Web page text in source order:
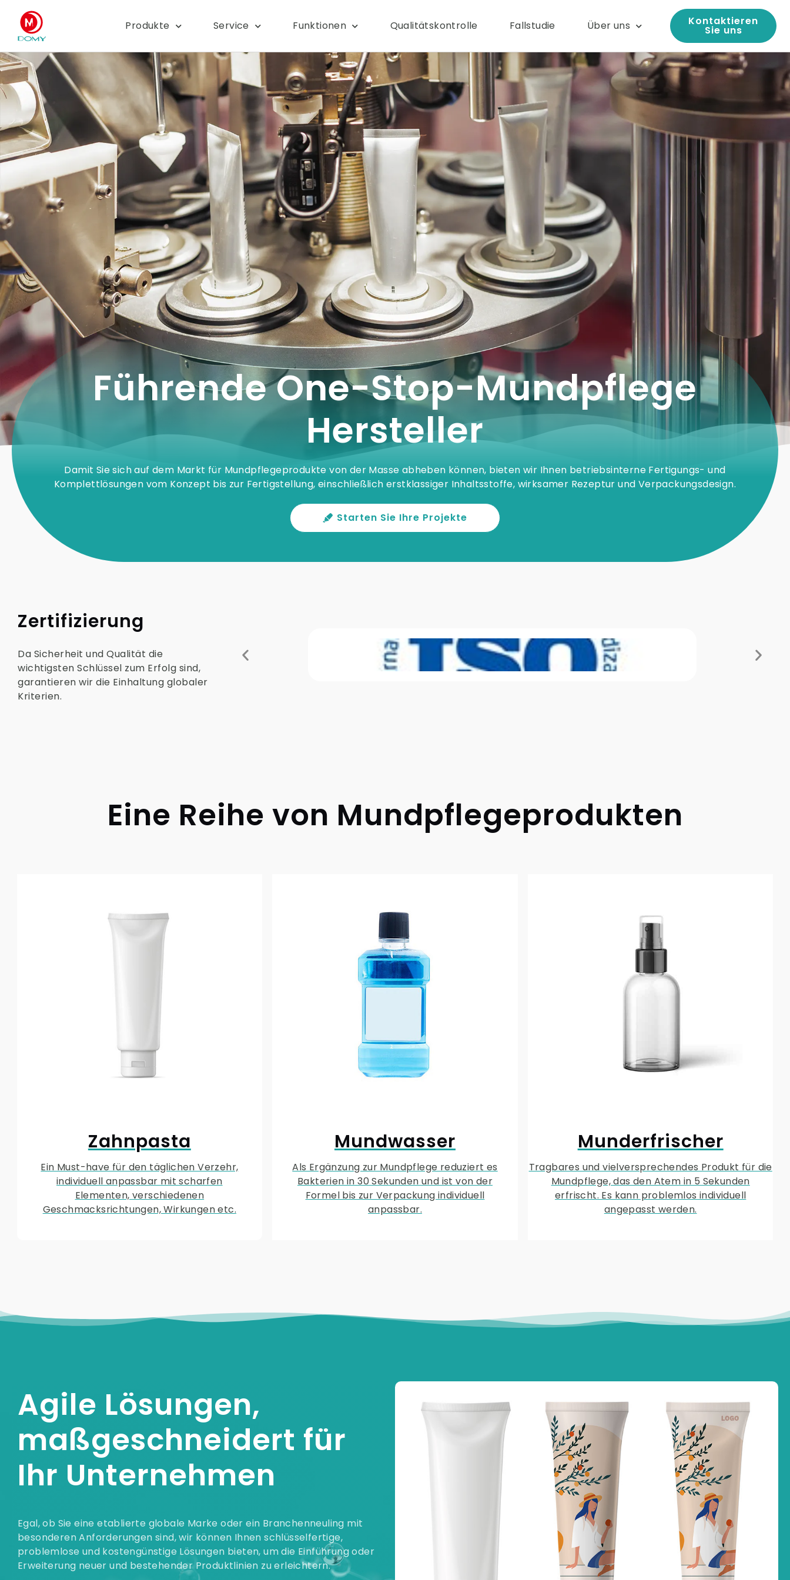
Produkte Service Funktionen Qualitätskontrolle Fallstudie Über uns Kontaktieren
Sie uns
Führende One-Stop-Mundpflege
Hersteller
Damit Sie sich auf dem Markt für Mundpflegeprodukte von der Masse abheben können, bieten wir Ihnen betriebsinterne Fertigungs- und
Komplettlösungen vom Konzept bis zur Fertigstellung, einschließlich erstklassiger Inhaltsstoffe, wirksamer Rezeptur und Verpackungsdesign.
Starten Sie Ihre Projekte
Zertifizierung
Da Sicherheit und Qualität die
wichtigsten Schlüssel zum Erfolg sind,
garantieren wir die Einhaltung globaler
Kriterien.
Eine Reihe von Mundpflegeprodukten
Zahnpasta
Ein Must-have für den täglichen Verzehr,
individuell anpassbar mit scharfen
Elementen, verschiedenen
Geschmacksrichtungen, Wirkungen etc.
Mundwasser
Als Ergänzung zur Mundpflege reduziert es
Bakterien in 30 Sekunden und ist von der
Formel bis zur Verpackung individuell
anpassbar.
Munderfrischer
Tragbares und vielversprechendes Produkt für die
Mundpflege, das den Atem in 5 Sekunden
erfrischt. Es kann problemlos individuell
angepasst werden.
Agile Lösungen,
maßgeschneidert für
Ihr Unternehmen
Egal, ob Sie eine etablierte globale Marke oder ein Branchenneuling mit
besonderen Anforderungen sind, wir können Ihnen schlüsselfertige,
problemlose und kostengünstige Lösungen bieten, um die Einführung oder
Erweiterung neuer und bestehender Produktlinien zu erleichtern.